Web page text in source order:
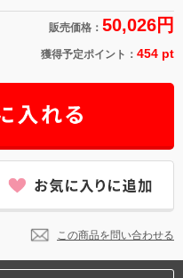
販売価格： 50,026円
獲得予定ポイント： 454 pt
この商品を問い合わせる